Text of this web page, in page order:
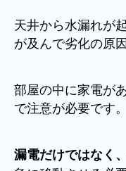
天井から水漏れが
が及んで劣化の原
部屋の中に家電が
で注意が必要です。
漏電だけではなく